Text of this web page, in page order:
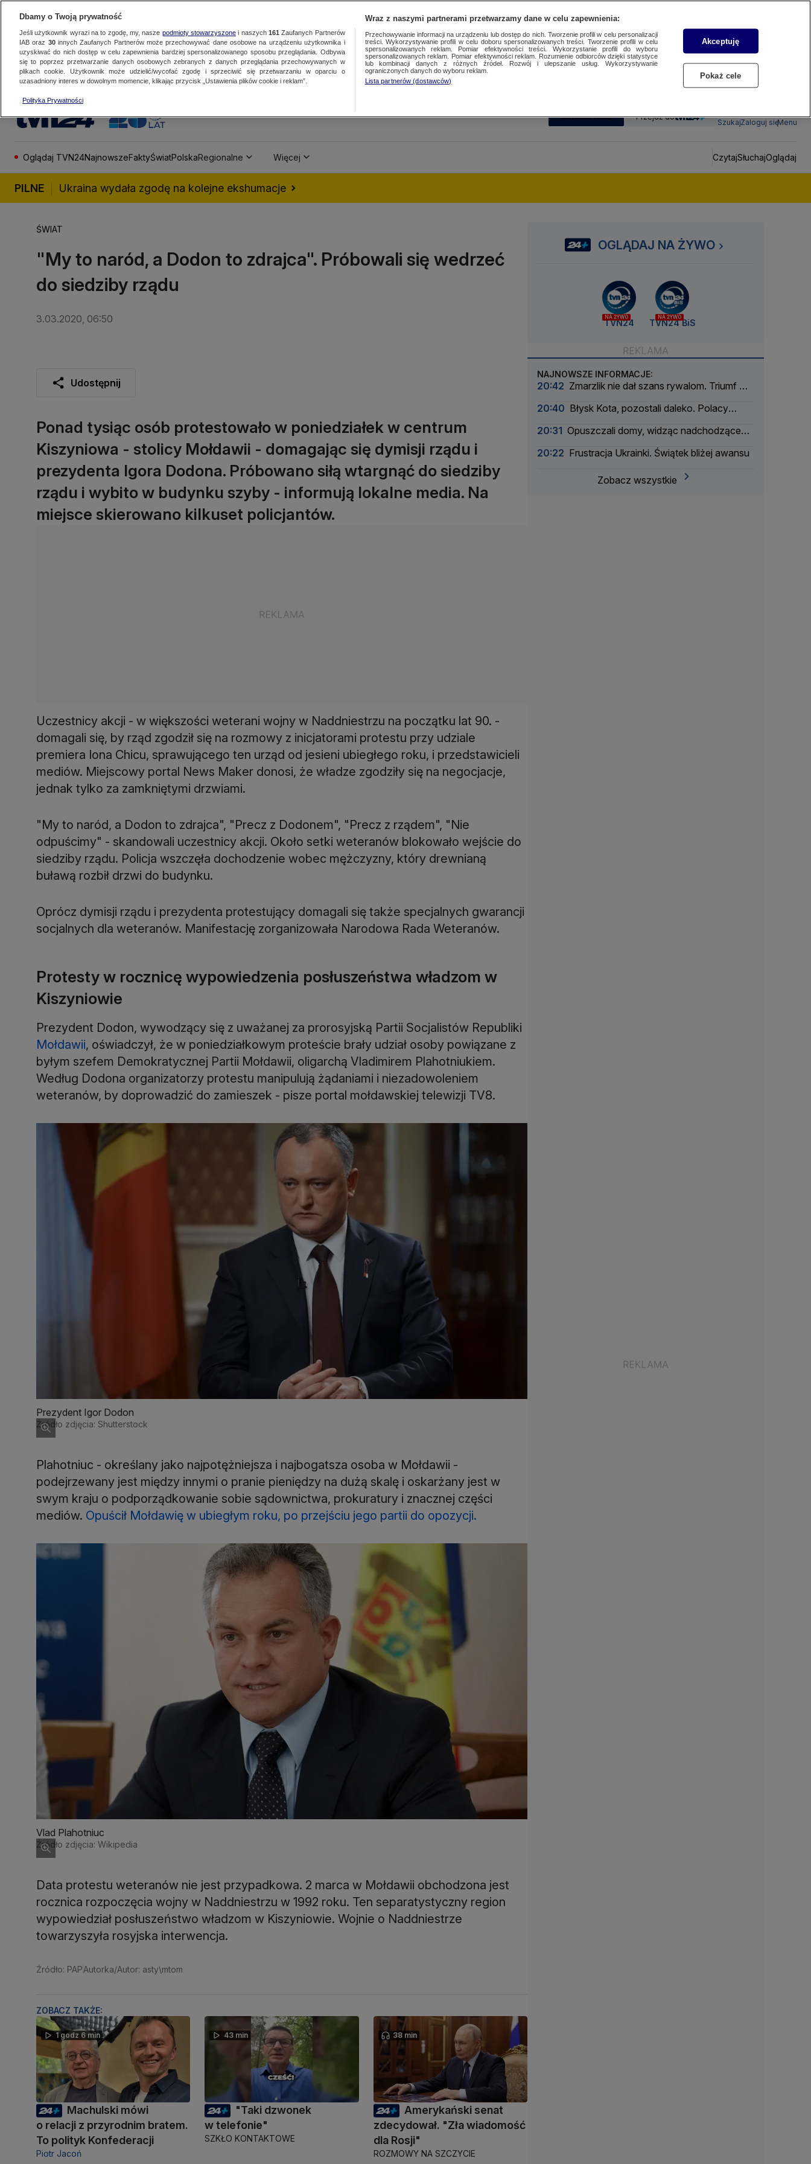
SUBSKRYBUJ Przejdź do
SzukajZaloguj sięMenu
Oglądaj TVN24NajnowszeFaktyŚwiatPolskaRegionalne Więcej CzytajSłuchajOglądaj
PILNE Ukraina wydała zgodę na kolejne ekshumacje
ŚWIAT
"My to naród, a Dodon to zdrajca". Próbowali się wedrzeć
do siedziby rządu
3.03.2020, 06:50
Udostępnij
Ponad tysiąc osób protestowało w poniedziałek w centrum
Kiszyniowa - stolicy Mołdawii - domagając się dymisji rządu i
prezydenta Igora Dodona. Próbowano siłą wtargnąć do siedziby
rządu i wybito w budynku szyby - informują lokalne media. Na
miejsce skierowano kilkuset policjantów.
Uczestnicy akcji - w większości weterani wojny w Naddniestrzu na początku lat 90. -
domagali się, by rząd zgodził się na rozmowy z inicjatorami protestu przy udziale
premiera Iona Chicu, sprawującego ten urząd od jesieni ubiegłego roku, i przedstawicieli
mediów. Miejscowy portal News Maker donosi, że władze zgodziły się na negocjacje,
jednak tylko za zamkniętymi drzwiami.
"My to naród, a Dodon to zdrajca", "Precz z Dodonem", "Precz z rządem", "Nie
odpuścimy" - skandowali uczestnicy akcji. Około setki weteranów blokowało wejście do
siedziby rządu. Policja wszczęła dochodzenie wobec mężczyzny, który drewnianą
buławą rozbił drzwi do budynku.
Oprócz dymisji rządu i prezydenta protestujący domagali się także specjalnych gwarancji
socjalnych dla weteranów. Manifestację zorganizowała Narodowa Rada Weteranów.
Protesty w rocznicę wypowiedzenia posłuszeństwa władzom w
Kiszyniowie
Prezydent Dodon, wywodzący się z uważanej za prorosyjską Partii Socjalistów Republiki
Mołdawii, oświadczył, że w poniedziałkowym proteście brały udział osoby powiązane z
byłym szefem Demokratycznej Partii Mołdawii, oligarchą Vladimirem Plahotniukiem.
Według Dodona organizatorzy protestu manipulują żądaniami i niezadowoleniem
weteranów, by doprowadzić do zamieszek - pisze portal mołdawskiej telewizji TV8.
Prezydent Igor Dodon
Źródło zdjęcia: Shutterstock
Plahotniuc - określany jako najpotężniejsza i najbogatsza osoba w Mołdawii -
podejrzewany jest między innymi o pranie pieniędzy na dużą skalę i oskarżany jest w
swym kraju o podporządkowanie sobie sądownictwa, prokuratury i znacznej części
mediów. Opuścił Mołdawię w ubiegłym roku, po przejściu jego partii do opozycji.
Vlad Plahotniuc
Źródło zdjęcia: Wikipedia
Data protestu weteranów nie jest przypadkowa. 2 marca w Mołdawii obchodzona jest
rocznica rozpoczęcia wojny w Naddniestrzu w 1992 roku. Ten separatystyczny region
wypowiedział posłuszeństwo władzom w Kiszyniowie. Wojnie o Naddniestrze
towarzyszyła rosyjska interwencja.
Źródło: PAPAutorka/Autor: asty\mtom
ZOBACZ TAKŻE:
1 godz 6 min
Machulski mówi
o relacji z przyrodnim bratem.
To polityk Konfederacji
Piotr Jacoń
43 min
"Taki dzwonek
w telefonie"
SZKŁO KONTAKTOWE
38 min
Amerykański senat
zdecydował. "Zła wiadomość
dla Rosji"
ROZMOWY NA SZCZYCIE
OGLĄDAJ NA ŻYWO
NA ŻYWO
TVN24
NA ŻYWO
TVN24 BiS
NAJNOWSZE INFORMACJE:
20:42 Zmarzlik nie dał szans rywalom. Triumf w
20:40 Błysk Kota, pozostali daleko. Polacy
20:31 Opuszczali domy, widząc nadchodzące
20:22 Frustracja Ukrainki. Świątek bliżej awansu
Zobacz wszystkie
Dbamy o Twoją prywatność
Jeśli użytkownik wyrazi na to zgodę, my, nasze podmioty stowarzyszonei naszych 161 Zaufanych Partnerów
IAB oraz 30innych Zaufanych Partnerów może przechowywać dane osobowe na urządzeniu użytkownika i
uzyskiwać do nich dostęp w celu zapewnienia bardziej spersonalizowanego sposobu przeglądania. Odbywa
się to poprzez przetwarzanie danych osobowych zebranych z danych przeglądania przechowywanych w
plikach cookie. Użytkownik może udzielić/wycofać zgodę i sprzeciwić się przetwarzaniu w oparciu o
uzasadniony interes w dowolnym momencie, klikając przycisk „Ustawienia plików cookie i reklam”.
Polityka Prywatności
Wraz z naszymi partnerami przetwarzamy dane w celu zapewnienia:
Przechowywanie informacji na urządzeniu lub dostęp do nich. Tworzenie profili w celu personalizacji
treści. Wykorzystywanie profili w celu doboru spersonalizowanych treści. Tworzenie profili w celu
spersonalizowanych reklam. Pomiar efektywności treści. Wykorzystanie profili do wyboru
spersonalizowanych reklam. Pomiar efektywności reklam. Rozumienie odbiorców dzięki statystyce
lub kombinacji danych z różnych źródeł. Rozwój i ulepszanie usług. Wykorzystywanie
ograniczonych danych do wyboru reklam.
Lista partnerów (dostawców)
Akceptuję
Pokaż cele